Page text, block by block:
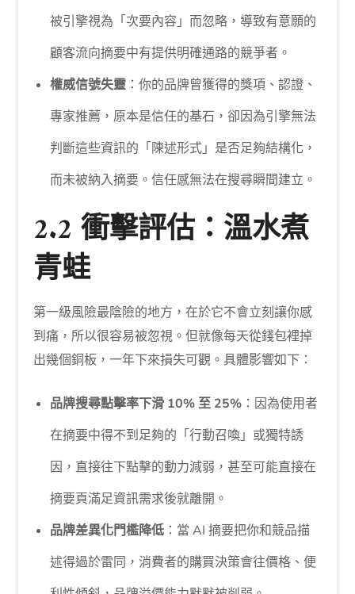
被引擎視為「次要內容」而忽略，導致有意願的
顧客流向摘要中有提供明確通路的競爭者。
權威信號失靈 ：你的品牌曾獲得的獎項、認證、
專家推薦，原本是信任的基石，卻因為引擎無法
判斷這些資訊的「陳述形式」是否足夠結構化，
而未被納入摘要。信任感無法在搜尋瞬間建立。
2.2 衝擊評估：溫水煮
青蛙
第一級風險最陰險的地方，在於它不會立刻讓你感
到痛，所以很容易被忽視。但就像每天從錢包裡掉
出幾個銅板，一年下來損失可觀。具體影響如下：
品牌搜尋點擊率下滑 10% 至 25% ：因為使用者
在摘要中得不到足夠的「行動召喚」或獨特誘
因，直接往下點擊的動力減弱，甚至可能直接在
摘要頁滿足資訊需求後就離開。
品牌差異化門檻降低 ：當 AI 摘要把你和競品描
述得過於雷同，消費者的購買決策會往價格、便